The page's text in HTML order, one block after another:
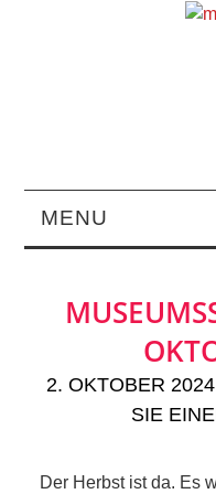
MENU
MAGAZIN
ÜBER UNS
2. OKTOBER 2024
SIE
Der Herbst ist da. Es